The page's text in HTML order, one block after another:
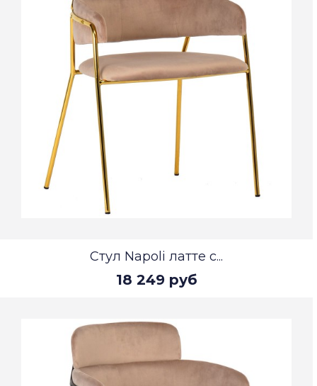
Стул Napoli латте с...
18 249 руб